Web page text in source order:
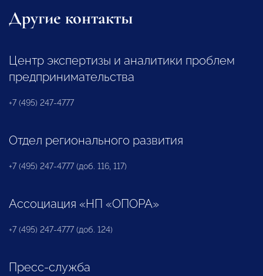
Другие контакты
Центр экспертизы и аналитики проблем
предпринимательства
+7 (495) 247-4777
Отдел регионального развития
+7 (495) 247-4777 (доб. 116, 117)
Ассоциация «НП «ОПОРА»
+7 (495) 247-4777 (доб. 124)
Пресс-служба